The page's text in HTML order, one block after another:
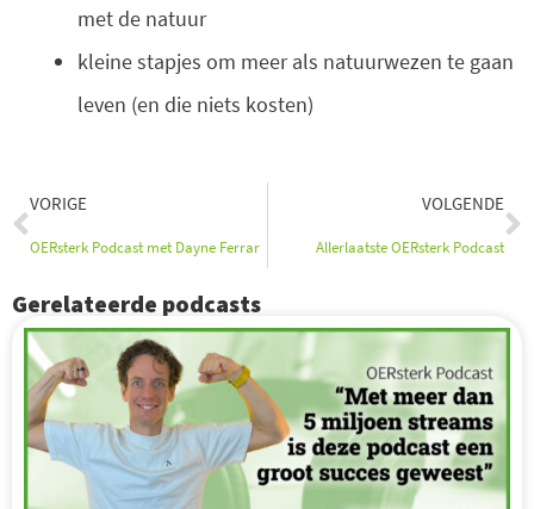
met de natuur
kleine stapjes om meer als natuurwezen te gaan
leven (en die niets kosten)
Vorige
VORIGE
OERsterk Podcast met Dayne Ferrar
VOLGENDE
Allerlaatste OERsterk Podcast
Gerelateerde podcasts